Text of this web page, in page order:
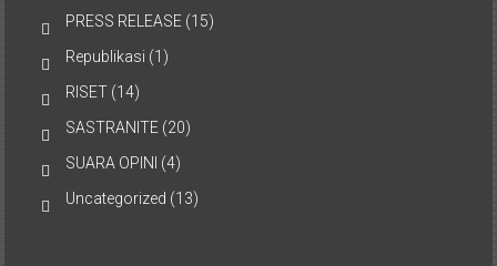
PRESS RELEASE (15)
Republikasi (1)
RISET (14)
SASTRANITE (20)
SUARA OPINI (4)
Uncategorized (13)